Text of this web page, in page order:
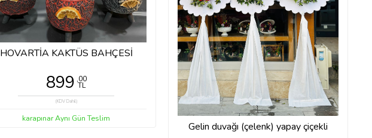
HOVARTİA KAKTÜS BAHÇESİ
899 ,00
TL
(KDV Dahil)
karapınar Aynı Gün Teslim
Gelin duvağı (çelenk) yapay çiçekli